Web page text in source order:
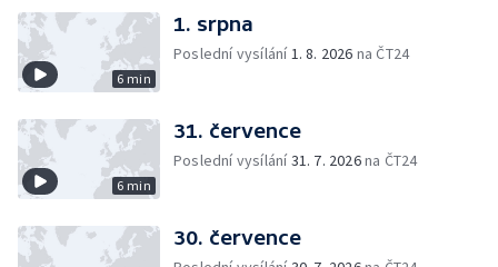
6 min
1. srpna
Poslední vysílání1. 8. 2026 na ČT24
6 min
31. července
Poslední vysílání31. 7. 2026na ČT24
30. července